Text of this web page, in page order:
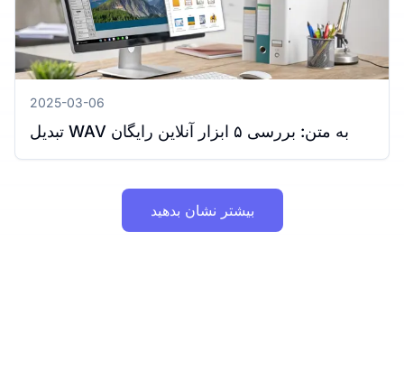
2025-03-06
تبدیل WAV به متن: بررسی ۵ ابزار آنلاین رایگان
بیشتر نشان بدهید